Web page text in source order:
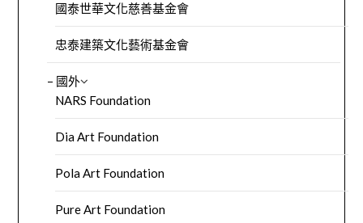
國泰世華文化慈善基金會
忠泰建築文化藝術基金會
– 國外
NARS Foundation
Dia Art Foundation
Pola Art Foundation
Pure Art Foundation